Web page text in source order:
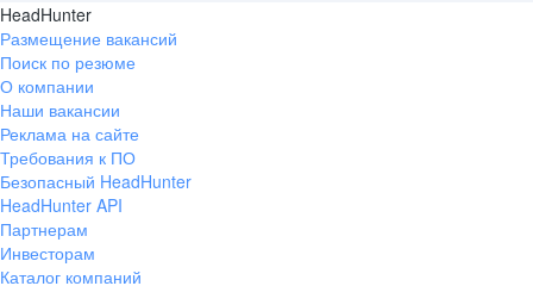
HeadHunter
Размещение вакансий
Поиск по резюме
О компании
Наши вакансии
Реклама на сайте
Требования к ПО
Безопасный HeadHunter
HeadHunter API
Партнерам
Инвесторам
Каталог компаний